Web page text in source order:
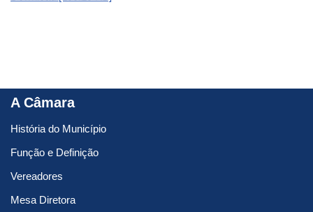
A Câmara
História do Município
Função e Definição
Vereadores
Mesa Diretora